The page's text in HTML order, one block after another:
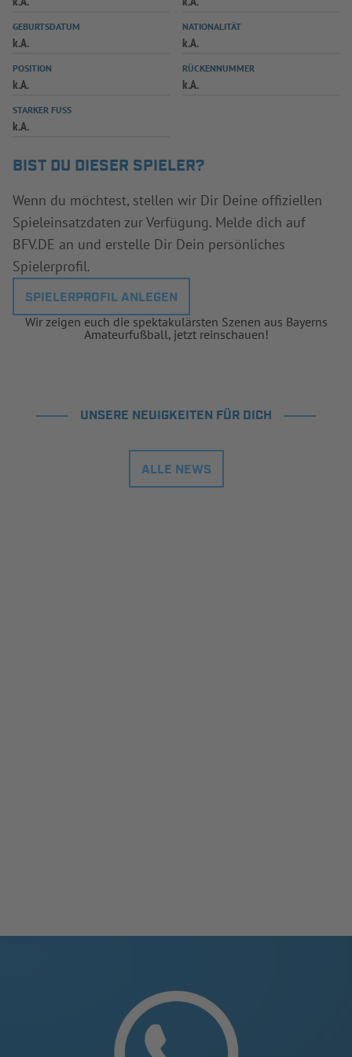
SPIELPLUS
GEBURTSDATUM
k.A.
NATIONALITÄT
k.A.
POSITION
k.A.
RÜCKENNUMMER
k.A.
STARKER FUSS
k.A.
BIST DU DIESER SPIELER?
Wenn du möchtest, stellen wir Dir Deine offiziellen
Spieleinsatzdaten zur Verfügung. Melde dich auf
BFV.DE an und erstelle Dir Dein persönliches
Spielerprofil.
SPIELERPROFIL ANLEGEN
Wir zeigen euch die spektakulärsten Szenen aus Bayerns
Amateurfußball, jetzt reinschauen!
UNSERE NEUIGKEITEN FÜR DICH
ALLE NEWS